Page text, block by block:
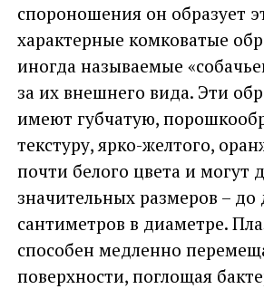
спороношения он образует
характерные комковатые
иногда называемые
за их внешнего вида. Эти
имеют губчатую,
текстуру, ярко-желтого,
почти белого цвета и могут
значительных размеров – до
сантиметров в диаметре.
способен медленно
поверхности, поглощая